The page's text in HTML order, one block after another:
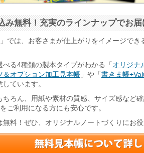
み無料！充実のラインナップでお
」では、お客さまが仕上がりをイメージで
べる4種類の製本タイプがわかる「 オリジナ
＆オプション加工見本帳 」や「 書きま帳
ています。
ちろん、用紙や素材の質感、サイズ感など
ご利用になる方にも安心です。
無料！ぜひ、オリジナルノートづくりにお役